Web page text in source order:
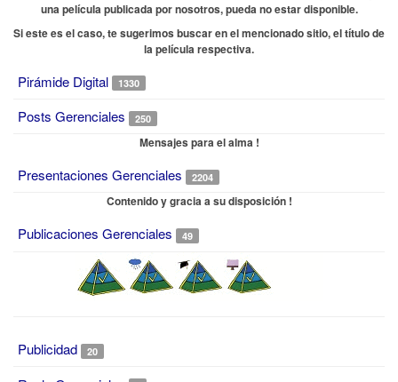
una película publicada por nosotros, pueda no estar disponible.
Si este es el caso, te sugerimos buscar en el mencionado sitio, el título de
la película respectiva.
Pirámide Digital 1330
Posts Gerenciales 250
Mensajes para el alma !
Presentaciones Gerenciales 2204
Contenido y gracia a su disposición !
Publicaciones Gerenciales 49
Publicidad 20